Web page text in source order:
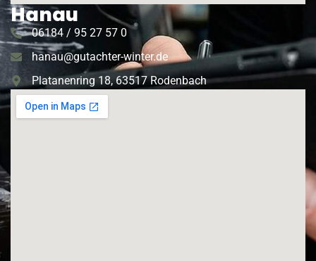
Hanau
06184 / 95 27 57 0
hanau@gutachter-winter.de
Platanenring 18, 63517 Rodenbach